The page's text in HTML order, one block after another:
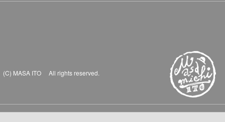
(C) MASA ITO All rights reserved.